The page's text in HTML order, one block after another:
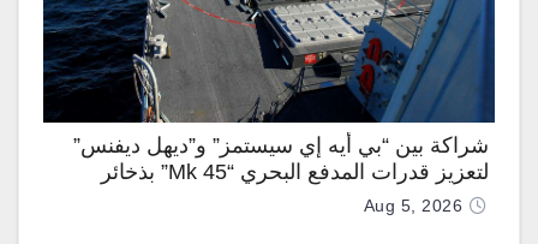
شراكة بين “بي أيه إي سيستمز” و”ديهل ديفنس”
لتعزيز قدرات المدفع البحري “Mk 45” بذخائر
موجهة وصواريخ “IRIS-T”
Aug 5, 2026